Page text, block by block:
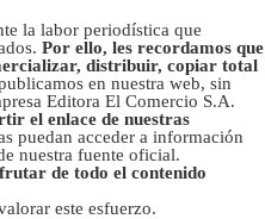
la labor periodística que
Por ello, les recordamos que
distribuir, copiar total
en nuestra web, sin
Editora El Comercio S.A.
el enlace de nuestras
puedan acceder a información
nuestra fuente oficial.
de todo el contenido
este esfuerzo.